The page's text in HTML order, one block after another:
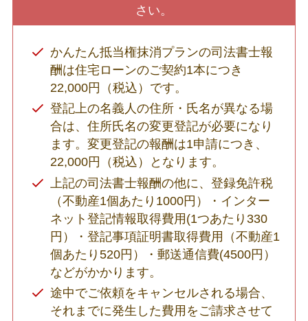
さい。
かんたん抵当権抹消プランの司法書士報
酬は住宅ローンのご契約1本につき
22,000円（税込）です。
登記上の名義人の住所・氏名が異なる場
合は、住所氏名の変更登記が必要になり
ます。変更登記の報酬は1申請につき、
22,000円（税込）となります。
上記の司法書士報酬の他に、登録免許税
（不動産1個あたり1000円）・インター
ネット登記情報取得費用(1つあたり330
円）・登記事項証明書取得費用（不動産1
個あたり520円）・郵送通信費(4500円）
などがかかります。
途中でご依頼をキャンセルされる場合、
それまでに発生した費用をご請求させて